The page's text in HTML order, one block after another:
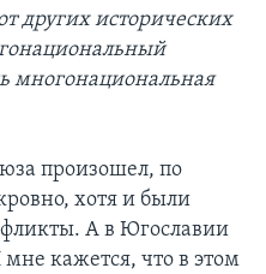
других исторических
многонациональная
произошел, по
хотя и были
А в Югославии
кажется, что в этом